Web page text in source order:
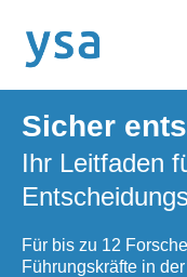
Sicher
Ihr Leitfaden
Für bis zu 12
Führungskräfte in